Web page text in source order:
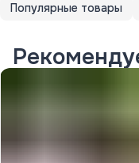
Популярные товары